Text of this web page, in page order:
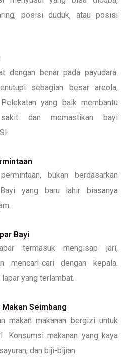
posisi duduk, atau posisi
dengan benar pada payudara.
sebagian besar areola,
yang baik membantu
dan memastikan bayi
bukan berdasarkan
yang baru lahir biasanya
Bayi
termasuk mengisap jari,
mencari-cari dengan kepala.
yang terlambat.
Seimbang
makan makanan bergizi untuk
Konsumsi makanan yang kaya
dan biji-bijian.